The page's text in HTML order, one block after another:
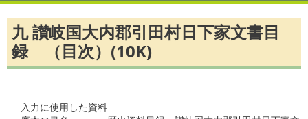
九 讃岐国大内郡引田村日下家文書目
録 （目次）(10K)
入力に使用した資料